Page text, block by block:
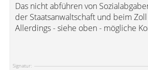
Das nicht abführen von
der Staatsanwaltschaft und beim
Allerdings - siehe oben - mögliche
Signatur: